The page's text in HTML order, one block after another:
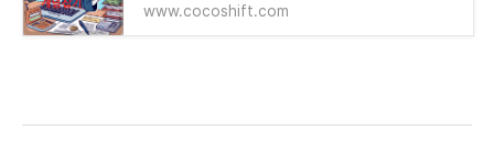
www.cocoshift.com